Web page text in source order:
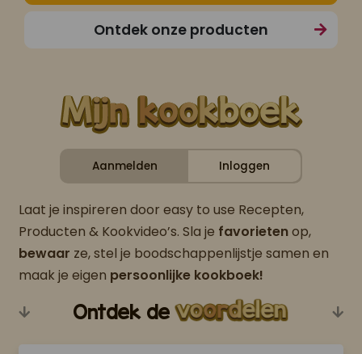
Ontdek onze producten
Aanmelden Inloggen
Laat je inspireren door easy to use Recepten,
Producten & Kookvideo’s. Sla je favorietenop,
bewaar ze, stel je boodschappenlijstje samen en
maak je eigen persoonlijke kookboek!
Ontdek de